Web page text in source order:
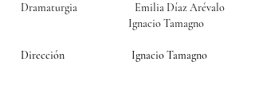
Dramaturgia Emilia Díaz Arévalo
Ignacio Tamagno
Dirección Ignacio Tamagno